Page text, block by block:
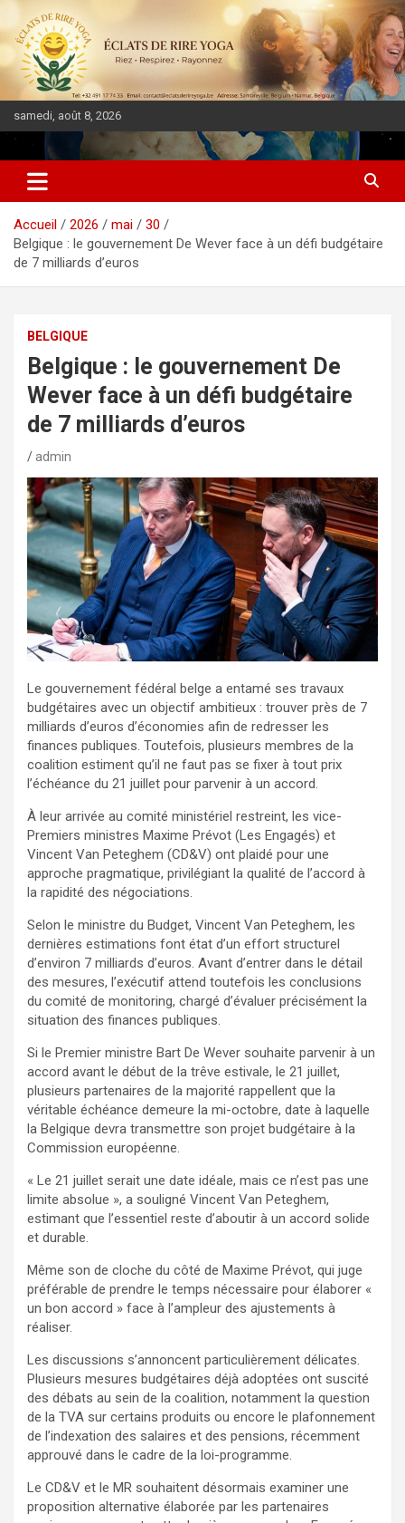
samedi, août 8, 2026
DIASPORA PULSE
Accueil 2026 mai
30
Belgique : le gouvernement De Wever face à un défi budgétaire
de 7 milliards d’euros
BELGIQUE
Belgique : le gouvernement De
Wever face à un défi budgétaire
de 7 milliards d’euros
admin
Le gouvernement fédéral belge a entamé ses travaux
budgétaires avec un objectif ambitieux : trouver près de 7
milliards d’euros d’économies afin de redresser les
finances publiques. Toutefois, plusieurs membres de la
coalition estiment qu’il ne faut pas se fixer à tout prix
l’échéance du 21 juillet pour parvenir à un accord.
À leur arrivée au comité ministériel restreint, les vice-
Premiers ministres Maxime Prévot (Les Engagés) et
Vincent Van Peteghem (CD&V) ont plaidé pour une
approche pragmatique, privilégiant la qualité de l’accord à
la rapidité des négociations.
Selon le ministre du Budget, Vincent Van Peteghem, les
dernières estimations font état d’un effort structurel
d’environ 7 milliards d’euros. Avant d’entrer dans le détail
des mesures, l’exécutif attend toutefois les conclusions
du comité de monitoring, chargé d’évaluer précisément la
situation des finances publiques.
Si le Premier ministre Bart De Wever souhaite parvenir à un
accord avant le début de la trêve estivale, le 21 juillet,
plusieurs partenaires de la majorité rappellent que la
véritable échéance demeure la mi-octobre, date à laquelle
la Belgique devra transmettre son projet budgétaire à la
Commission européenne.
« Le 21 juillet serait une date idéale, mais ce n’est pas une
limite absolue », a souligné Vincent Van Peteghem,
estimant que l’essentiel reste d’aboutir à un accord solide
et durable.
Même son de cloche du côté de Maxime Prévot, qui juge
préférable de prendre le temps nécessaire pour élaborer «
un bon accord » face à l’ampleur des ajustements à
réaliser.
Les discussions s’annoncent particulièrement délicates.
Plusieurs mesures budgétaires déjà adoptées ont suscité
des débats au sein de la coalition, notamment la question
de la TVA sur certains produits ou encore le plafonnement
de l’indexation des salaires et des pensions, récemment
approuvé dans le cadre de la loi-programme.
Le CD&V et le MR souhaitent désormais examiner une
proposition alternative élaborée par les partenaires